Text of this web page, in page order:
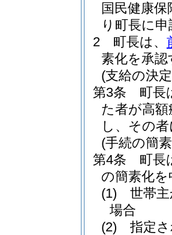
国民健康
り町長に
2
町長は、
素化を承
(支給の決
第3条
町長
た者が高
し、その
(手続の簡
第4条
町長
の簡素化
(1)
世帯
場合
(2)
指定